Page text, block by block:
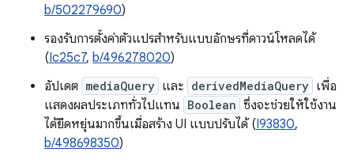
b/502279690)
รองรับการตั้งค่าตัวแปรสำหรับแบบอักษรที่ดาวน์โหลดได้
(Ic25c7, b/496278020)
อัปเดต mediaQuery และ derivedMediaQuery เพื่อ
แสดงผลประเภททั่วไปแทน Boolean ซึ่งจะช่วยให้ใช้งาน
ได้ยืดหยุ่นมากขึ้นเมื่อสร้าง UI แบบปรับได้ (I93830,
b/498698350)